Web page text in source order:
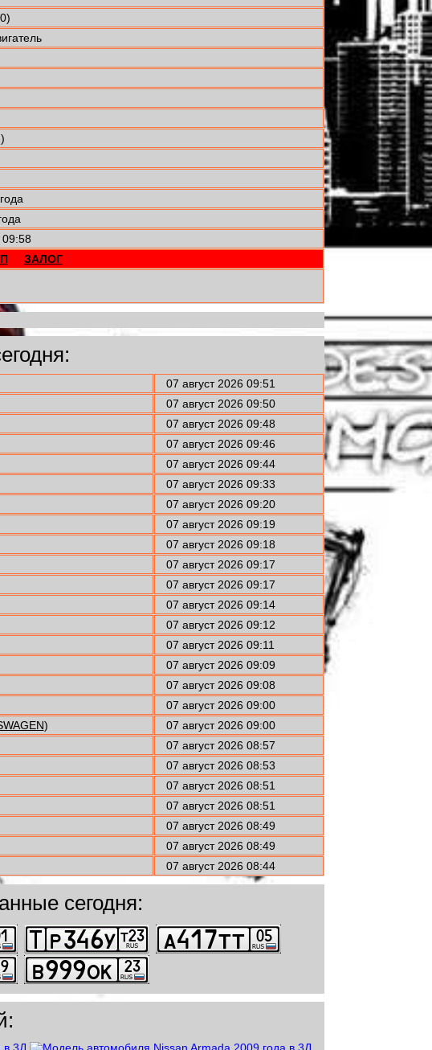
09:58
ЗАЛОГ
07 август 2026 09:51
07 август 2026 09:50
07 август 2026 09:48
07 август 2026 09:46
07 август 2026 09:44
07 август 2026 09:33
07 август 2026 09:20
07 август 2026 09:19
07 август 2026 09:18
07 август 2026 09:17
07 август 2026 09:17
07 август 2026 09:14
07 август 2026 09:12
07 август 2026 09:11
07 август 2026 09:09
07 август 2026 09:08
07 август 2026 09:00
)
07 август 2026 09:00
07 август 2026 08:57
07 август 2026 08:53
07 август 2026 08:51
07 август 2026 08:51
07 август 2026 08:49
07 август 2026 08:49
07 август 2026 08:44
сегодня: